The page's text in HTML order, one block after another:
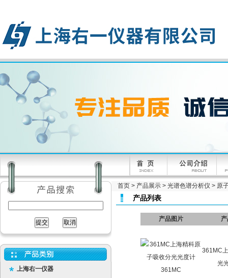
上海右一仪器
首页 > 产品展示 > 光谱色谱分析仪 > 原
产品列表
产品图片
361MC
光